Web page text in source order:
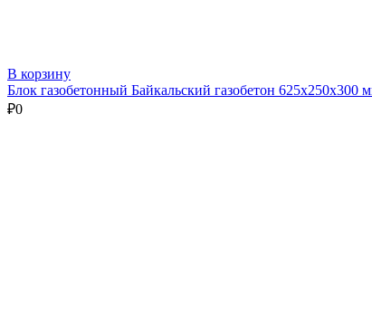
В корзину
Блок газобетонный Байкальский газобетон 625х250х300
₽0